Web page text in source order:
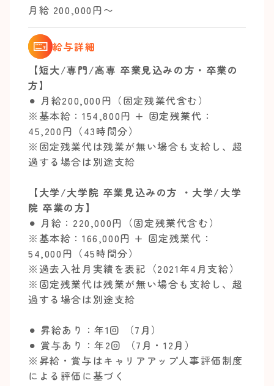
月給 200,000円〜
給与詳細
【短大/専門/高専 卒業見込みの方・卒業の
方】
⚫︎ 月給200,000円（固定残業代含む）
※基本給：154,800円 + 固定残業代：
45,200円（43時間分）
※固定残業代は残業が無い場合も支給し、超
過する場合は別途支給
【大学/大学院 卒業見込みの方 ・大学/大学
院 卒業の方】
⚫︎ 月給：220,000円（固定残業代含む）
※基本給：166,000円 + 固定残業代：
54,000円（45時間分）
※過去入社月実績を表記（2021年4月支給）
※固定残業代は残業が無い場合も支給し、超
過する場合は別途支給
⚫︎ 昇給あり：年1回 （7月）
⚫︎ 賞与あり：年2回 （7月・12月）
※昇給・賞与はキャリアアップ人事評価制度
による評価に基づく